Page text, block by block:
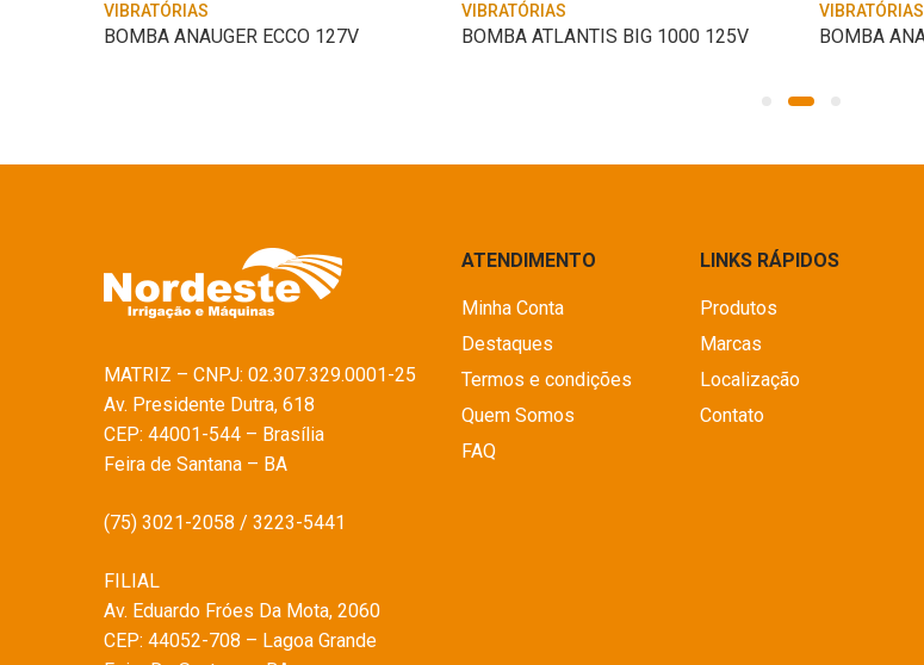
VIBRATÓRIAS
BOMBA ANAUGER ECCO 127V
VIBRATÓRIAS
BOMBA ATLANTIS BIG 1000 125V
VIBRATÓRIAS
MATRIZ – CNPJ: 02.307.329.0001-25
Av. Presidente Dutra, 618
CEP: 44001-544 – Brasília
Feira de Santana – BA
(75) 3021-2058 / 3223-5441
FILIAL
Av. Eduardo Fróes Da Mota, 2060
CEP: 44052-708 – Lagoa Grande
ATENDIMENTO
Minha Conta
Destaques
Termos e condições
Quem Somos
FAQ
LINKS RÁPIDOS
Produtos
Marcas
Localização
Contato